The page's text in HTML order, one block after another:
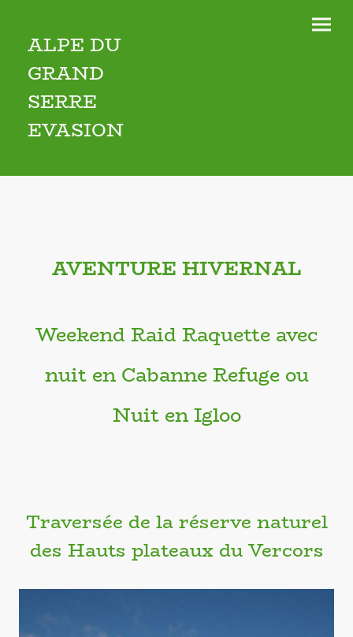
ALPE DU
GRAND
SERRE
EVASION
AVENTURE HIVERNAL
Weekend Raid Raquette avec
nuit en Cabanne Refuge ou
Nuit en Igloo
Traversée de la réserve naturel
des Hauts plateaux du Vercors